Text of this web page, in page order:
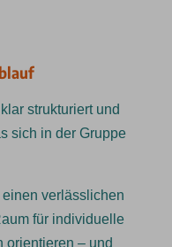
strukturiert und
sich in der Gruppe
verlässlichen
für individuelle
orientieren – und